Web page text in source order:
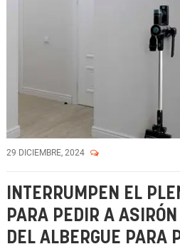
29 DICIEMBRE, 2024
INTERRUMPEN EL
PARA PEDIR A
DEL ALBERGUE PARA